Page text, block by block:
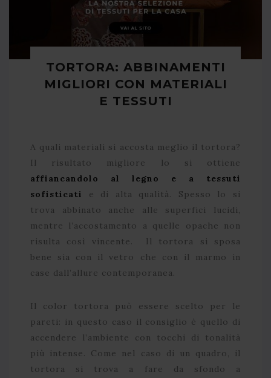
TORTORA: ABBINAMENTI
MIGLIORI CON MATERIALI
E TESSUTI
A quali materiali si accosta meglio il tortora?
Il risultato migliore lo si ottiene
affiancandolo al legno e a tessuti
sofisticati
e di alta qualità. Spesso lo si
trova abbinato anche alle superfici lucidi,
mentre l’accostamento a quelle opache non
risulta così vincente. Il tortora si sposa
bene sia con il vetro che con il marmo in
case dall’allure contemporanea.
Il color tortora può essere scelto per le
pareti: in questo caso il consiglio è quello di
accendere l’ambiente con tocchi di tonalità
più intense. Come nel caso di un quadro, il
tortora si trova a fare da sfondo a